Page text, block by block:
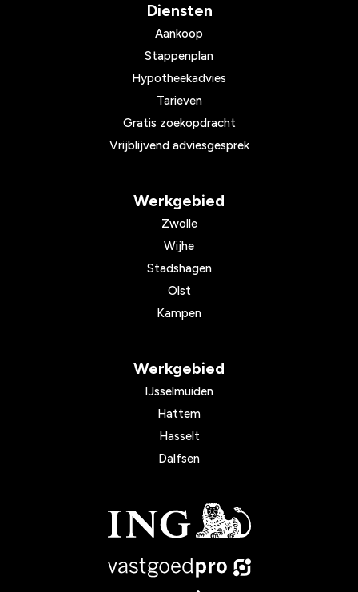
Diensten
Aankoop
Stappenplan
Hypotheekadvies
Tarieven
Gratis zoekopdracht
Vrijblijvend adviesgesprek
Werkgebied
Zwolle
Wijhe
Stadshagen
Olst
Kampen
Werkgebied
IJsselmuiden
Hattem
Hasselt
Dalfsen